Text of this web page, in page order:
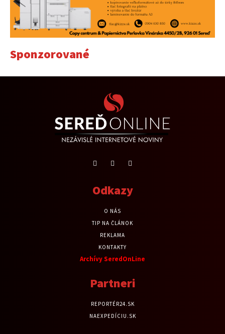
Sponzorované
Odkazy
O NÁS
TIP NA ČLÁNOK
REKLAMA
KONTAKTY
Archívy SeredOnLine
Partneri
REPORTÉR24.SK
NAEXPEDÍCIU.SK